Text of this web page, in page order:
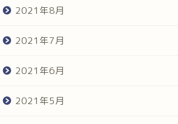
2021年8月
2021年7月
2021年6月
2021年5月